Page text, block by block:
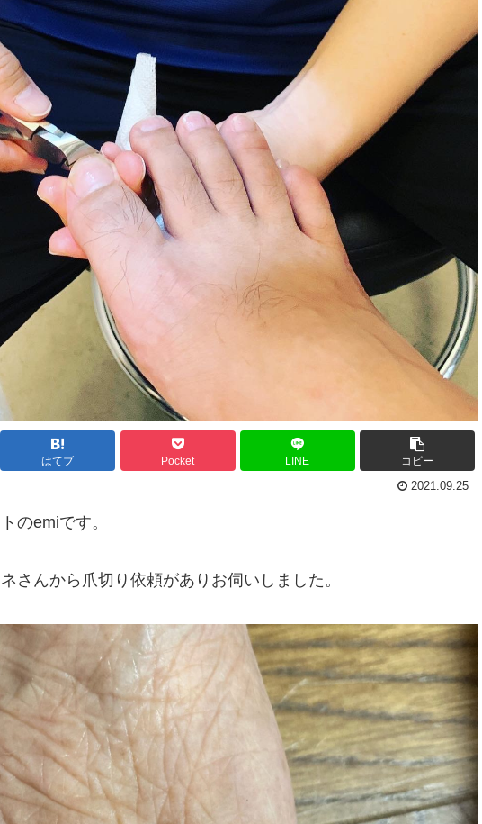
はてブ Pocket LINE コピー
2021.09.25
のemiです。
さんから爪切り依頼がありお伺いしました。